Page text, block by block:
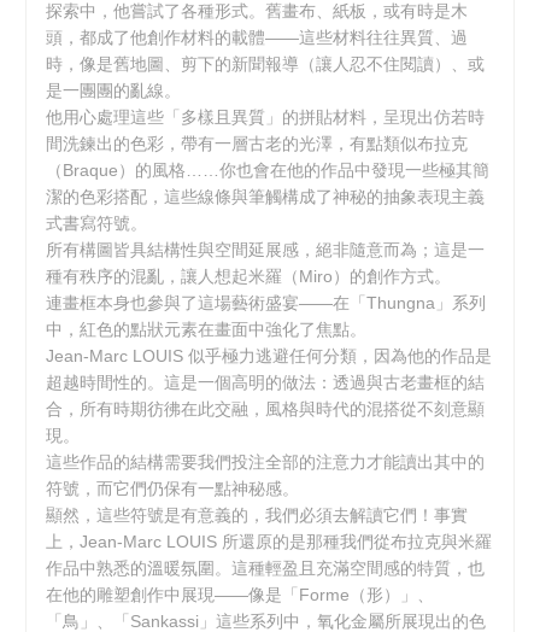
探索中，他嘗試了各種形式。舊畫布、紙板，或有時是木
頭，都成了他創作材料的載體——這些材料往往異質、過
時，像是舊地圖、剪下的新聞報導（讓人忍不住閱讀）、或
是一團團的亂線。
他用心處理這些「多樣且異質」的拼貼材料，呈現出仿若時
間洗鍊出的色彩，帶有一層古老的光澤，有點類似布拉克
（Braque）的風格……你也會在他的作品中發現一些極其簡
潔的色彩搭配，這些線條與筆觸構成了神秘的抽象表現主義
式書寫符號。
所有構圖皆具結構性與空間延展感，絕非隨意而為；這是一
種有秩序的混亂，讓人想起米羅（Miro）的創作方式。
連畫框本身也參與了這場藝術盛宴——在「Thungna」系列
中，紅色的點狀元素在畫面中強化了焦點。
Jean-Marc LOUIS 似乎極力逃避任何分類，因為他的作品是
超越時間性的。這是一個高明的做法：透過與古老畫框的結
合，所有時期彷彿在此交融，風格與時代的混搭從不刻意顯
現。
這些作品的結構需要我們投注全部的注意力才能讀出其中的
符號，而它們仍保有一點神秘感。
顯然，這些符號是有意義的，我們必須去解讀它們！事實
上，Jean-Marc LOUIS 所還原的是那種我們從布拉克與米羅
作品中熟悉的溫暖氛圍。這種輕盈且充滿空間感的特質，也
在他的雕塑創作中展現——像是「Forme（形）」、
「鳥」、「Sankassi」這些系列中，氧化金屬所展現出的色